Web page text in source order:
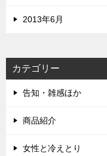
2013年6月
カテゴリー
告知・雑感ほか
商品紹介
女性と冷えとり